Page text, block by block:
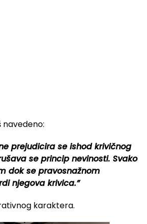
navedeno:
prejudicira se ishod krivičnog
se princip nevinosti. Svako
dok se pravosnažnom
njegova krivica.”
karaktera.